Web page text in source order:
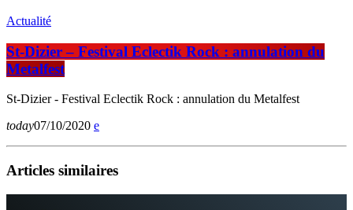
Actualité
St-Dizier – Festival Eclectik Rock : annulation du
Metalfest
St-Dizier - Festival Eclectik Rock : annulation du Metalfest
today07/10/2020
Articles similaires